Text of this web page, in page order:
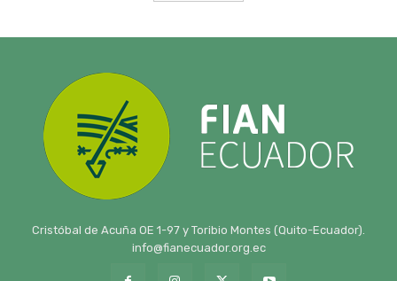
Cristóbal de Acuña OE 1-97 y Toribio Montes (Quito-Ecuador).
info@fianecuador.org.ec